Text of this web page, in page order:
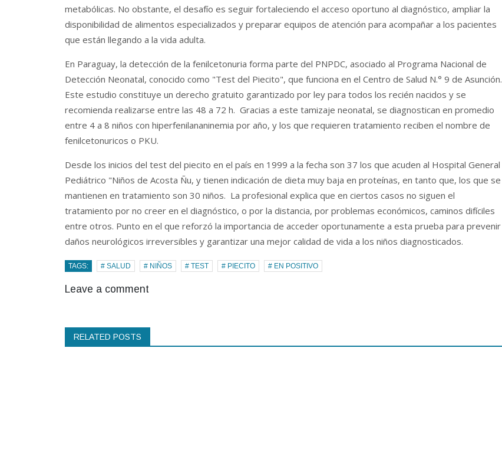
metabólicas. No obstante, el desafío es seguir fortaleciendo el acceso oportuno al diagnóstico, ampliar la
disponibilidad de alimentos especializados y preparar equipos de atención para acompañar a los pacientes
que están llegando a la vida adulta.
En Paraguay, la detección de la fenilcetonuria forma parte del PNPDC, asociado al Programa Nacional de
Detección Neonatal, conocido como "Test del Piecito", que funciona en el Centro de Salud N.° 9 de Asunción.
Este estudio constituye un derecho gratuito garantizado por ley para todos los recién nacidos y se
recomienda realizarse entre las 48 a 72 h. Gracias a este tamizaje neonatal, se diagnostican en promedio
entre 4 a 8 niños con hiperfenilananinemia por año, y los que requieren tratamiento reciben el nombre de
fenilcetonuricos o PKU.
Desde los inicios del test del piecito en el país en 1999 a la fecha son 37 los que acuden al Hospital General
Pediátrico "Niños de Acosta Ñu, y tienen indicación de dieta muy baja en proteínas, en tanto que, los que se
mantienen en tratamiento son 30 niños. La profesional explica que en ciertos casos no siguen el
tratamiento por no creer en el diagnóstico, o por la distancia, por problemas económicos, caminos difíciles
entre otros. Punto en el que reforzó la importancia de acceder oportunamente a esta prueba para prevenir
daños neurológicos irreversibles y garantizar una mejor calidad de vida a los niños diagnosticados.
TAGS: # SALUD # NIÑOS # TEST # PIECITO # EN POSITIVO
Leave a comment
RELATED POSTS